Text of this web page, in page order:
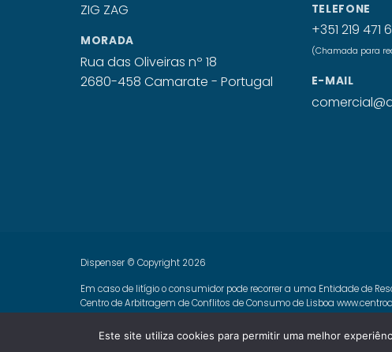
MORADA
Rua das Oliveiras nº 18
2680-458 Camarate - Portugal
TELEFONE
+351 219 471
(Chamada para
E-MAIL
Dispenser © Copyright 2026
Em caso de litígio o consumidor pode recorrer a uma Entidade de
Centro de Arbitragem de Conflitos de Consumo de Lisboa
Livro de Reclamações Online
Este site utiliza cookies para permitir uma melhor